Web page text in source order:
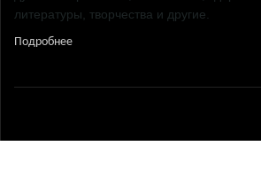
литературы, творчества и другие.
Подробнее